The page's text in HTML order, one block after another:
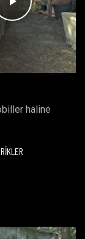
Videoyu
Oynat
haline